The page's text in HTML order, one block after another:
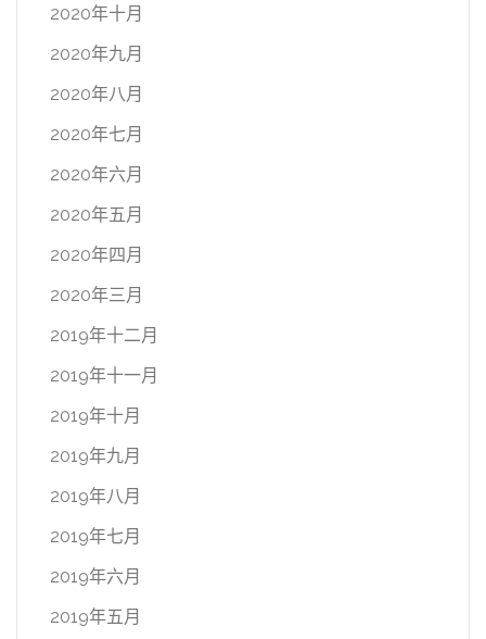
2020年十月
2020年九月
2020年八月
2020年七月
2020年六月
2020年五月
2020年四月
2020年三月
2019年十二月
2019年十一月
2019年十月
2019年九月
2019年八月
2019年七月
2019年六月
2019年五月